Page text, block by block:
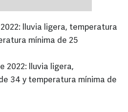
lluvia ligera, temperatura
mínima de 25
2022: lluvia ligera,
34 y temperatura mínima de